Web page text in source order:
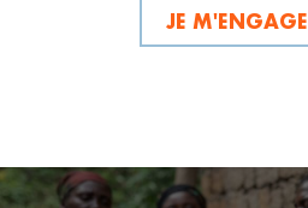
JE M'ENGAGE